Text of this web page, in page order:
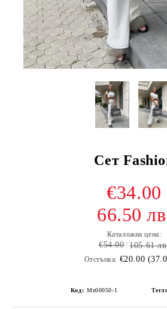
Сет
€34.00
66.50
Каталожна цена:
€54.00 105.61
Отстъпка: €20.00
Код: Mz00050-1